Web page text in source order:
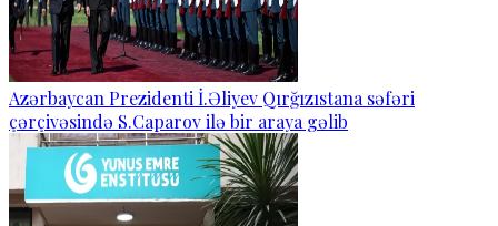
Azərbaycan Prezidenti İ.Əliyev Qırğızıstana səfəri
çərçivəsində S.Caparov ilə bir araya gəlib